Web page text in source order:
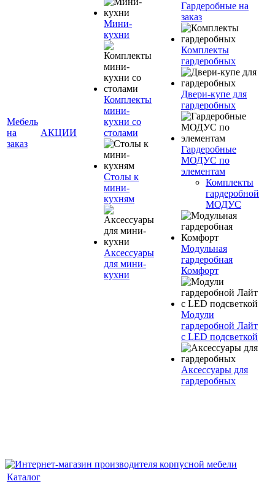
Мебель
на
заказ
АКЦИИ
Мини-
кухни
Комплекты
мини-
кухни со
столами
Столы к
мини-
кухням
Аксессуары
для мини-
кухни
Гардеробные на
заказ
Комплекты
гардеробных
Двери-купе для
гардеробных
Гардеробные
МОДУС по
элементам
Комплекты
гардеробной
МОДУС
Модульная
гардеробная
Комфорт
Модули
гардеробной Лайт
с LED подсветкой
Аксессуары для
гардеробных
Каталог